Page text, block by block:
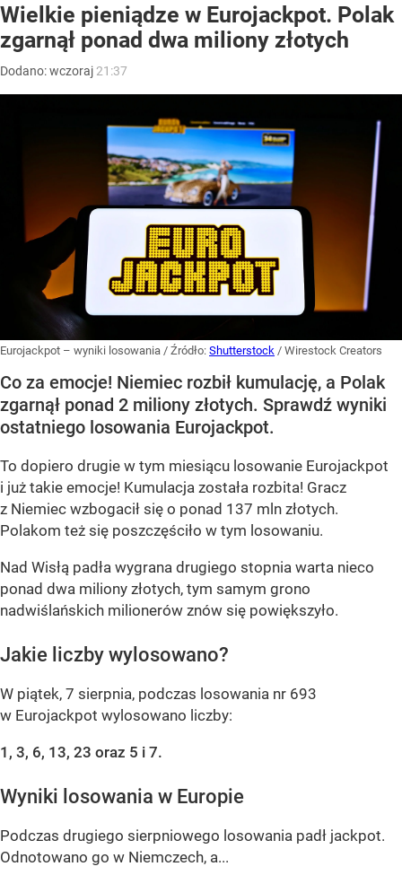
Wielkie pieniądze w Eurojackpot. Polak
zgarnął ponad dwa miliony złotych
Dodano:wczoraj 21:37
Eurojackpot – wyniki losowania / Źródło: Shutterstock / Wirestock Creators
Co za emocje! Niemiec rozbił kumulację, a Polak
zgarnął ponad 2 miliony złotych. Sprawdź wyniki
ostatniego losowania Eurojackpot.
To dopiero drugie w tym miesiącu losowanie Eurojackpot
i już takie emocje! Kumulacja została rozbita! Gracz
z Niemiec wzbogacił się o ponad 137 mln złotych.
Polakom też się poszczęściło w tym losowaniu.
Nad Wisłą padła wygrana drugiego stopnia warta nieco
ponad dwa miliony złotych, tym samym grono
nadwiślańskich milionerów znów się powiększyło.
Jakie liczby wylosowano?
W piątek, 7 sierpnia, podczas losowania nr 693
w Eurojackpot wylosowano liczby:
1, 3, 6, 13, 23 oraz 5 i 7.
Wyniki losowania w Europie
Podczas drugiego sierpniowego losowania padł jackpot.
Odnotowano go w Niemczech, a...